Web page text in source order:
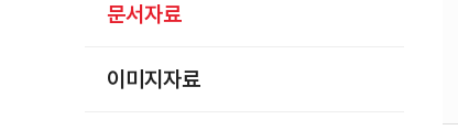
문서자료
이미지자료